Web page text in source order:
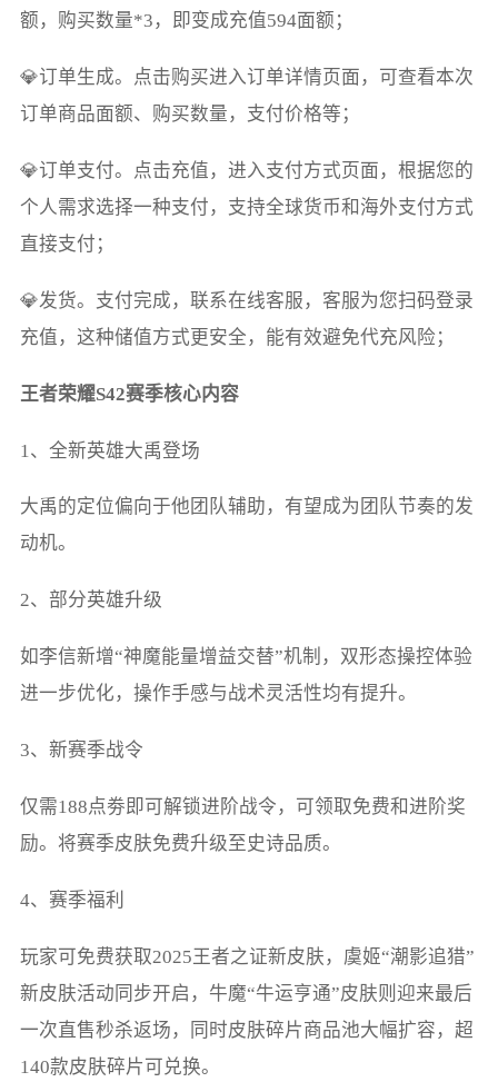
额，购买数量*3，即变成充值594面额；
💎订单生成。点击购买进入订单详情页面，可查看本次
订单商品面额、购买数量，支付价格等；
💎订单支付。点击充值，进入支付方式页面，根据您的
个人需求选择一种支付，支持全球货币和海外支付方式
直接支付；
💎发货。支付完成，联系在线客服，客服为您扫码登录
充值，这种储值方式更安全，能有效避免代充风险；
王者荣耀S42赛季核心内容
1、全新英雄大禹登场
大禹的定位偏向于他团队辅助，有望成为团队节奏的发
动机。
2、部分英雄升级
如李信新增“神魔能量增益交替”机制，双形态操控体验
进一步优化，操作手感与战术灵活性均有提升。
3、新赛季战令
仅需188点劵即可解锁进阶战令，可领取免费和进阶奖
励。将赛季皮肤免费升级至史诗品质。
4、赛季福利
玩家可免费获取2025王者之证新皮肤，虞姬“潮影追猎”
新皮肤活动同步开启，牛魔“牛运亨通”皮肤则迎来最后
一次直售秒杀返场，同时皮肤碎片商品池大幅扩容，超
140款皮肤碎片可兑换。